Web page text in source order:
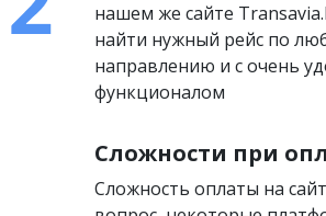
нашем же сайте
найти нужный рейс по
направлению и с очень
функционалом
Сложности при
Сложность оплаты на